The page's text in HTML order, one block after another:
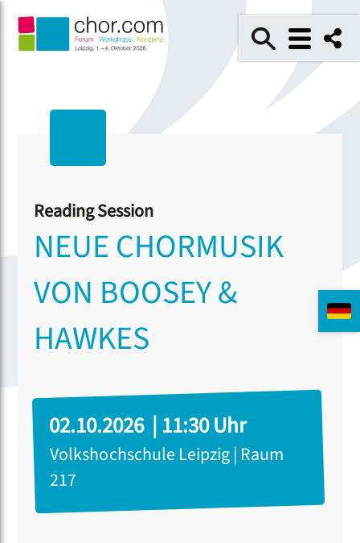
Reading Session
NEUE CHORMUSIK
VON BOOSEY &
HAWKES
02.10.2026 | 11:30 Uhr
Volkshochschule Leipzig | Raum
217